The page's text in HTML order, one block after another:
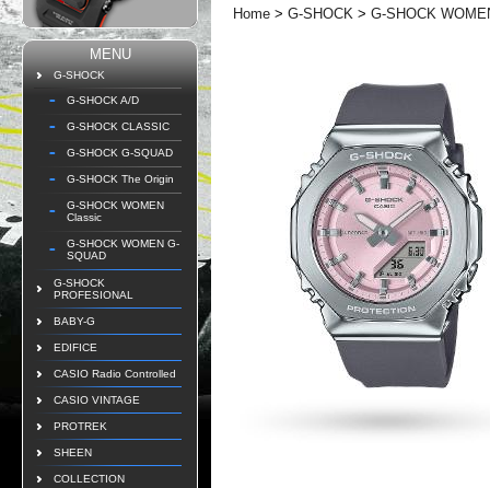
MENU
G-SHOCK
G-SHOCK A/D
G-SHOCK CLASSIC
G-SHOCK G-SQUAD
G-SHOCK The Origin
G-SHOCK WOMEN
Classic
G-SHOCK WOMEN G-
SQUAD
G-SHOCK
PROFESIONAL
BABY-G
EDIFICE
CASIO Radio Controlled
CASIO VINTAGE
PROTREK
SHEEN
COLLECTION
Home > G-SHOCK > G-SHOCK